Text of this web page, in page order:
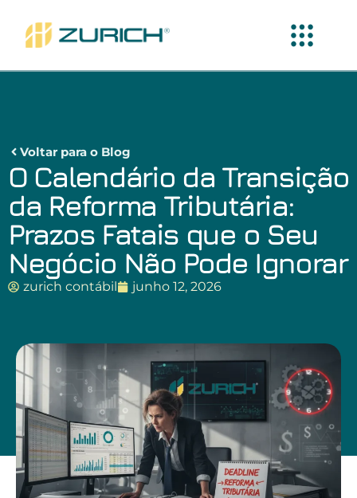
Voltar para o Blog
O Calendário da Transição
da Reforma Tributária:
Prazos Fatais que o Seu
Negócio Não Pode Ignorar
zurich contábil junho 12, 2026